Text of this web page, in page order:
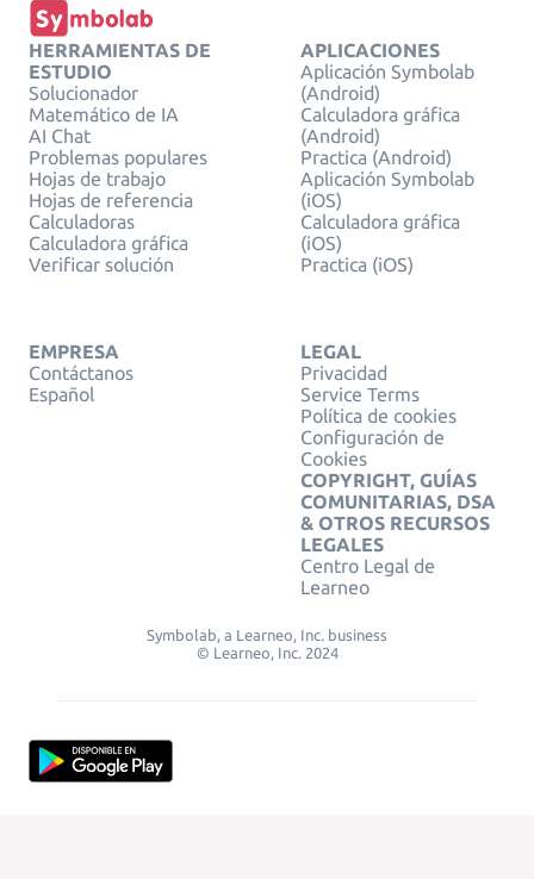
HERRAMIENTAS DE
ESTUDIO
Solucionador
Matemático de IA
AI Chat
Problemas populares
Hojas de trabajo
Hojas de referencia
Calculadoras
Calculadora gráfica
Verificar solución
APLICACIONES
Aplicación Symbolab
(Android)
Calculadora gráfica
(Android)
Practica (Android)
Aplicación Symbolab
(iOS)
Calculadora gráfica
(iOS)
Practica (iOS)
EMPRESA
Contáctanos
Español
LEGAL
Privacidad
Service Terms
Política de cookies
Configuración de
Cookies
COPYRIGHT, GUÍAS
COMUNITARIAS, DSA
& OTROS RECURSOS
LEGALES
Centro Legal de
Learneo
Symbolab, a Learneo, Inc. business
© Learneo, Inc. 2024